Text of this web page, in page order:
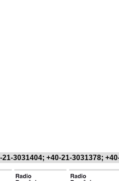
21-3031404; +40-21-3031378;